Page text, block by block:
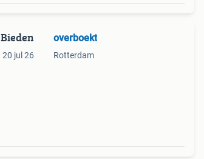
Bieden
20 jul 26
overboekt
Rotterdam